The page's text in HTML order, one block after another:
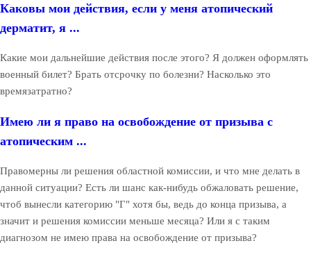
Каковы мои действия, если у меня атопический
дерматит, я ...
Какие мои дальнейшие действия после этого? Я должен оформлять
военный билет? Брать отсрочку по болезни? Насколько это
времязатратно?
Имею ли я право на освобождение от призыва с
атопическим ...
Правомерны ли решения областной комиссии, и что мне делать в
данной ситуации? Есть ли шанс как-нибудь обжаловать решение,
чтоб вынесли категорию "Г" хотя бы, ведь до конца призыва, а
значит и решения комиссии меньше месяца? Или я с таким
диагнозом не имею права на освобождение от призыва?